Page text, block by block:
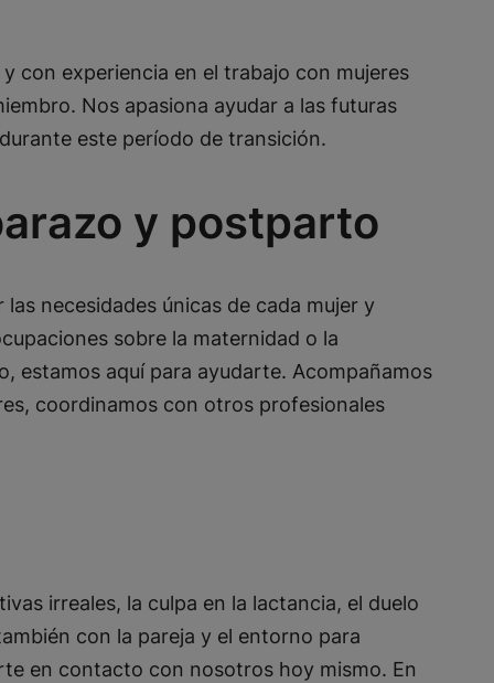
con experiencia en el trabajo con mujeres
Nos apasiona ayudar a las futuras
este período de transición.
y postparto
necesidades únicas de cada mujer y
sobre la maternidad o la
estamos aquí para ayudarte. Acompañamos
coordinamos con otros profesionales
irreales, la culpa en la lactancia, el duelo
con la pareja y el entorno para
en contacto con nosotros hoy mismo. En